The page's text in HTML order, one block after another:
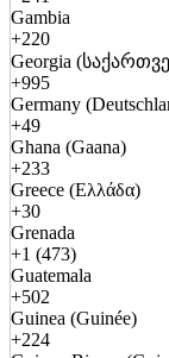
Gambia
+220
Georgia
+995
Germany
+49
Ghana (Gaana)
+233
Greece (Ελλάδα)
+30
Grenada
+1 (473)
Guatemala
+502
Guinea (Guinée)
+224